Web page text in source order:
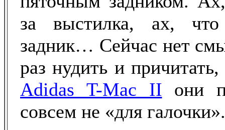
за выстилка, ах,
задник… Сейчас нет
раз нудить и
Adidas T-Mac II они
совсем не «для галочки».